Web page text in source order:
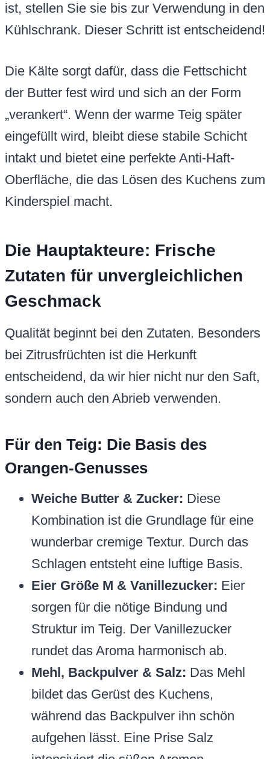
ist, stellen Sie sie bis zur Verwendung in den
Kühlschrank. Dieser Schritt ist entscheidend!
Die Kälte sorgt dafür, dass die Fettschicht
der Butter fest wird und sich an der Form
„verankert“. Wenn der warme Teig später
eingefüllt wird, bleibt diese stabile Schicht
intakt und bietet eine perfekte Anti-Haft-
Oberfläche, die das Lösen des Kuchens zum
Kinderspiel macht.
Die Hauptakteure: Frische
Zutaten für unvergleichlichen
Geschmack
Qualität beginnt bei den Zutaten. Besonders
bei Zitrusfrüchten ist die Herkunft
entscheidend, da wir hier nicht nur den Saft,
sondern auch den Abrieb verwenden.
Für den Teig: Die Basis des
Orangen-Genusses
Weiche Butter & Zucker: Diese
Kombination ist die Grundlage für eine
wunderbar cremige Textur. Durch das
Schlagen entsteht eine luftige Basis.
Eier Größe M & Vanillezucker: Eier
sorgen für die nötige Bindung und
Struktur im Teig. Der Vanillezucker
rundet das Aroma harmonisch ab.
Mehl, Backpulver & Salz: Das Mehl
bildet das Gerüst des Kuchens,
während das Backpulver ihn schön
aufgehen lässt. Eine Prise Salz